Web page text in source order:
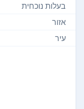
בעלות נוכחית
אזור
עיר